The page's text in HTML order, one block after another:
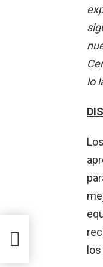
lo